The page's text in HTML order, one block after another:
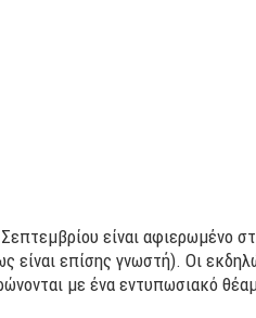
είναι αφιερωμένο
είναι επίσης γνωστή). Οι
με ένα εντυπωσιακό